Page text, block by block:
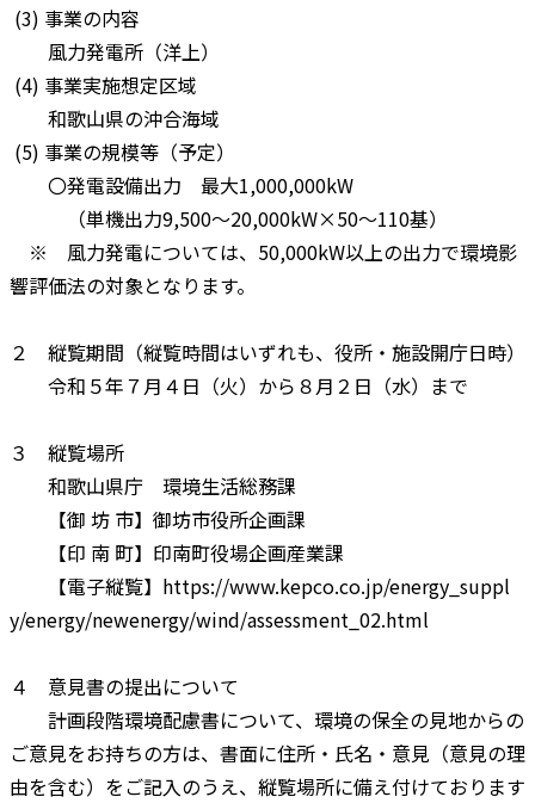
(3) 事業の内容
風力発電所（洋上）
(4) 事業実施想定区域
和歌山県の沖合海域
(5) 事業の規模等（予定）
〇発電設備出力 最大1,000,000kW
（単機出力9,500～20,000kW×50～110基）
※ 風力発電については、50,000kW以上の出力で環境影
響評価法の対象となります。
２ 縦覧期間（縦覧時間はいずれも、役所・施設開庁日時）
令和５年７月４日（火）から８月２日（水）まで
３ 縦覧場所
和歌山県庁 環境生活総務課
【御 坊 市】御坊市役所企画課
【印 南 町】印南町役場企画産業課
【電子縦覧】https://www.kepco.co.jp/energy_suppl
y/energy/newenergy/wind/assessment_02.html
４ 意見書の提出について
計画段階環境配慮書について、環境の保全の見地からの
ご意見をお持ちの方は、書面に住所・氏名・意見（意見の理
由を含む）をご記入のうえ、縦覧場所に備え付けております